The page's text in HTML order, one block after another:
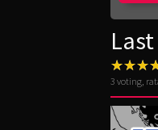
3 voting,